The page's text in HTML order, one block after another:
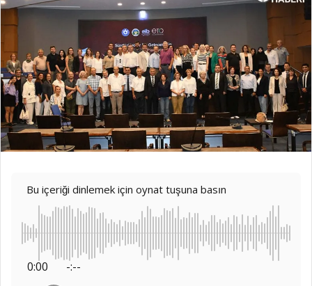
Bu içeriği dinlemek için oynat tuşuna basın
0:00 -:--